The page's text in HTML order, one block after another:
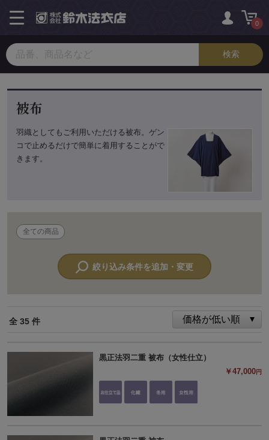
0
toggle
navigation
被布
羽織としてもご利用いただける被布。ゲン
コで止めるだけで簡単に着用することがで
きます。
全ての商品
絞り込み条件を追加・変更
全 35 件
黒正法羽二重 被布（女性仕立）
￥47,000円